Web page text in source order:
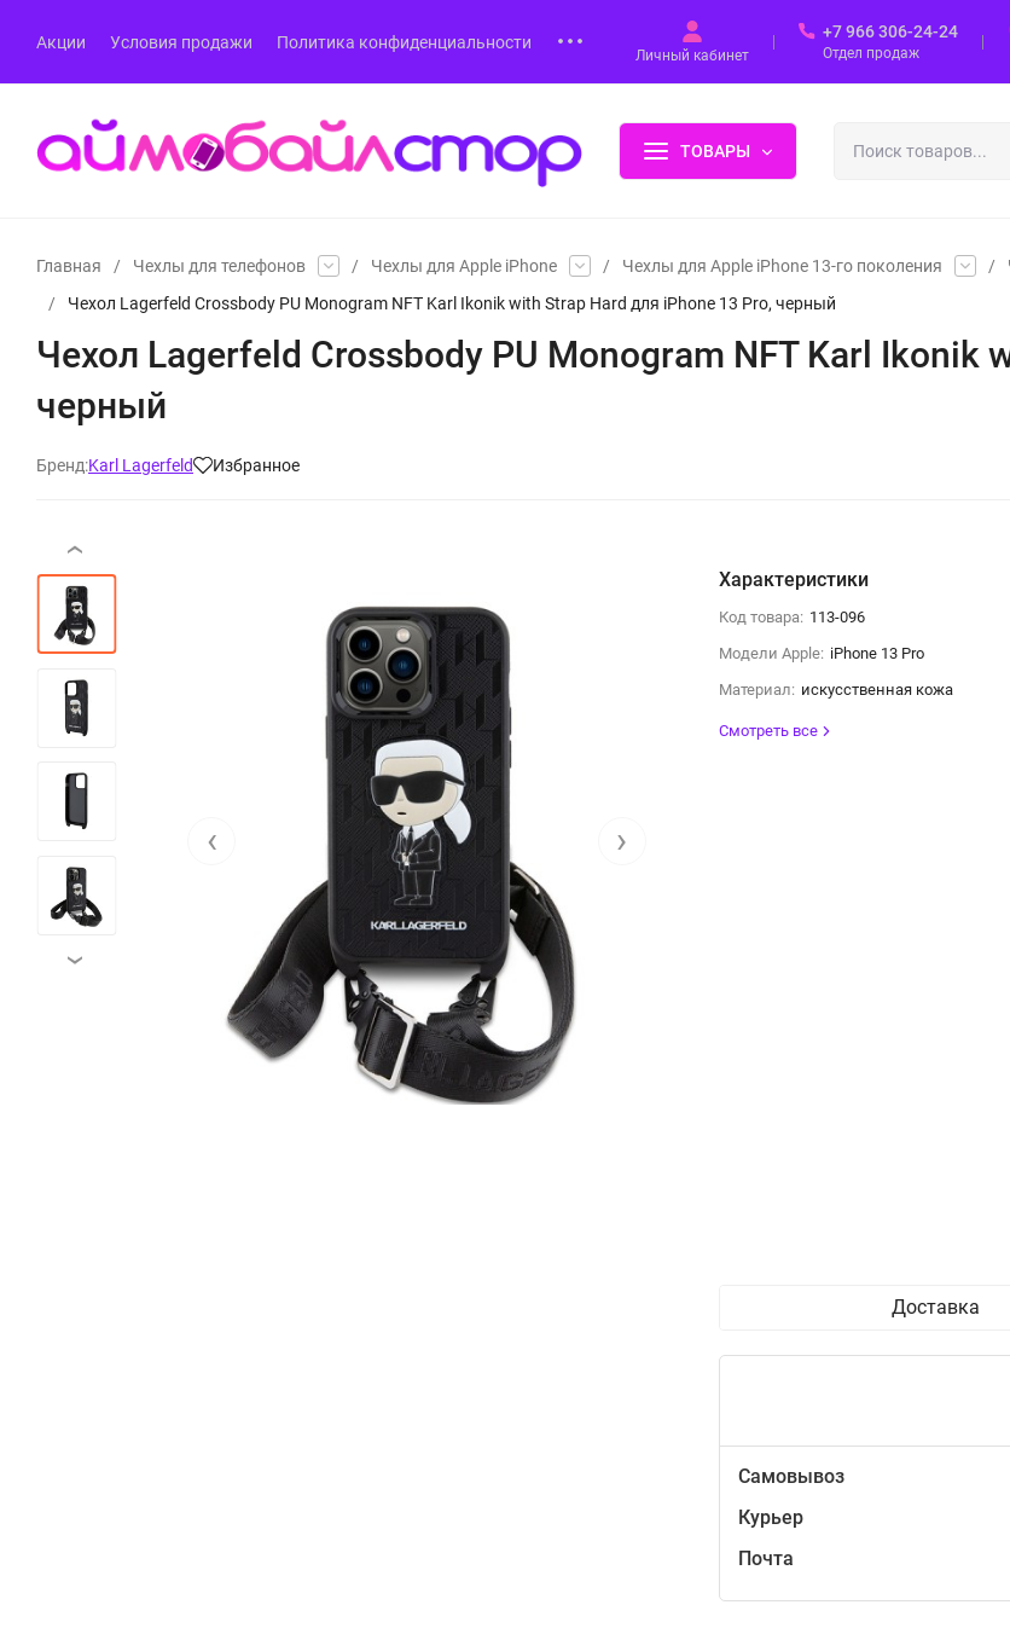
Акции Условия продажи Политика конфиденциальности
Личный кабинет
+7 966 306-24-24
Отдел продаж
ТОВАРЫ
Главная / Чехлы для телефонов / Чехлы для Apple iPhone / Чехлы для Apple iPhone 13-го поколения /
/
Чехол Lagerfeld Crossbody PU Monogram NFT Karl Ikonik with Strap Hard для iPhone 13 Pro, черный
Чехол Lagerfeld Crossbody PU Monogram NFT Karl Ikonik
черный
Бренд:Karl Lagerfeld Избранное
‹ ›
‹
›
Характеристики
Код товара: 113-096
Модели Apple: iPhone 13 Pro
Материал: искусственная кожа
Смотреть все
Доставка
Самовывоз
Курьер
Почта